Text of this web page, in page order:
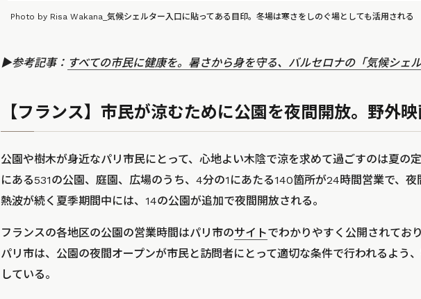
Photo by Risa Wakana_気候シェルター入口に貼ってある目印。冬場は寒さをしのぐ場としても活用される
▶️参考記事： すべての市民に健康を。暑さから身を守る、バルセロナの「気候シェル
【フランス】市民が涼むために公園を夜間開放。野外
公園や樹木が身近なパリ市民にとって、心地よい木陰で涼を求めて過ごすのは夏の
にある531の公園、庭園、広場のうち、4分の1にあたる140箇所が24時間営業で、
熱波が続く夏季期間中には、14の公園が追加で夜間開放される。
フランスの各地区の公園の営業時間はパリ市のサイトでわかりやすく公開されてお
パリ市は、公園の夜間オープンが市民と訪問者にとって適切な条件で行われるよう
している。